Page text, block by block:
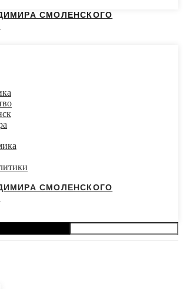
СМОЛЕНСКОГО
СМОЛЕНСКОГО